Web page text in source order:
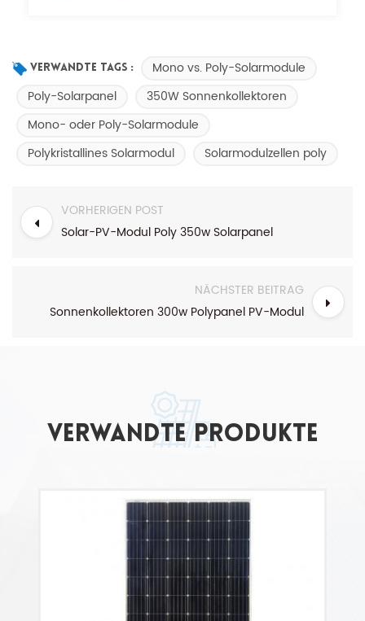
Verwandte Tags :
Mono vs. Poly-Solarmodule
Poly-Solarpanel
350W Sonnenkollektoren
Mono- oder Poly-Solarmodule
Polykristallines Solarmodul
Solarmodulzellen poly
VORHERIGEN POST
Solar-PV-Modul Poly 350w Solarpanel
NÄCHSTER BEITRAG
Sonnenkollektoren 300w Polypanel PV-Modul
verwandte Produkte